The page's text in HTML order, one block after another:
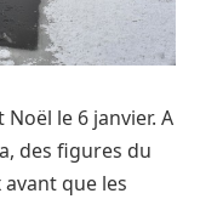
le 6 janvier. A
des figures du
que les